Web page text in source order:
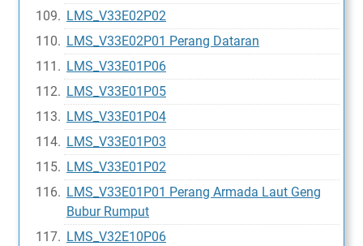
LMS_V33E02P02
LMS_V33E02P01 Perang Dataran
LMS_V33E01P06
LMS_V33E01P05
LMS_V33E01P04
LMS_V33E01P03
LMS_V33E01P02
LMS_V33E01P01 Perang Armada Laut Geng
Bubur Rumput
LMS_V32E10P06